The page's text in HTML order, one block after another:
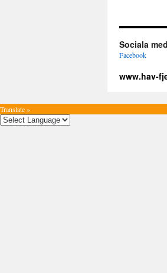
Sociala
Facebook
www.hav-
Translate »